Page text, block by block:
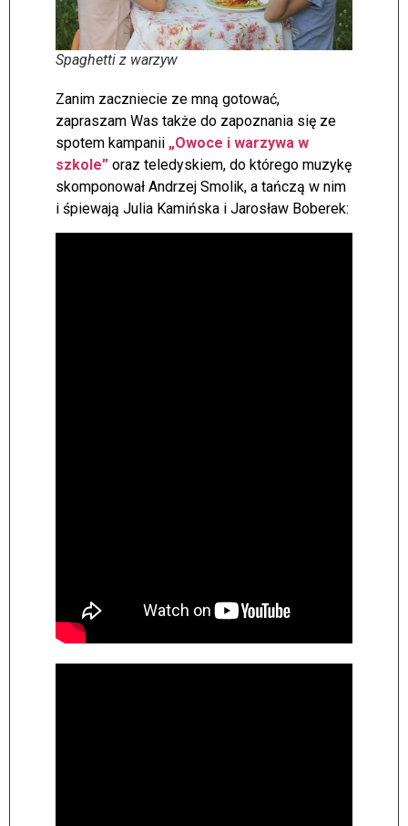
Spaghetti z warzyw
Zanim zaczniecie ze mną gotować,
zapraszam Was także do zapoznania się ze
spotem kampanii „Owoce i warzywa w
szkole” oraz teledyskiem, do którego muzykę
skomponował Andrzej Smolik, a tańczą w nim
i śpiewają Julia Kamińska i Jarosław Boberek: